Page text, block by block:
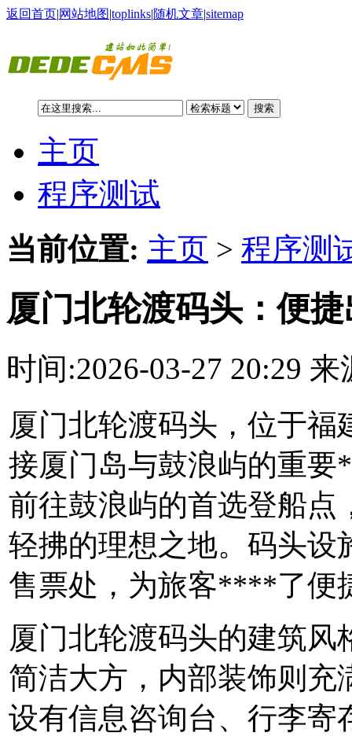
返回首页|网站地图|toplinks|随机文章|sitemap
搜索
主页
程序测试
当前位置: 主页 > 程序测
厦门北轮渡码头：便
时间:2026-03-27 20:29
厦门北轮渡码头，位于
接厦门岛与鼓浪屿的重
前往鼓浪屿的首选登船点
轻拂的理想之地。码头设
售票处，为旅客****了便
厦门北轮渡码头的建筑
简洁大方，内部装饰则充
设有信息咨询台、行李